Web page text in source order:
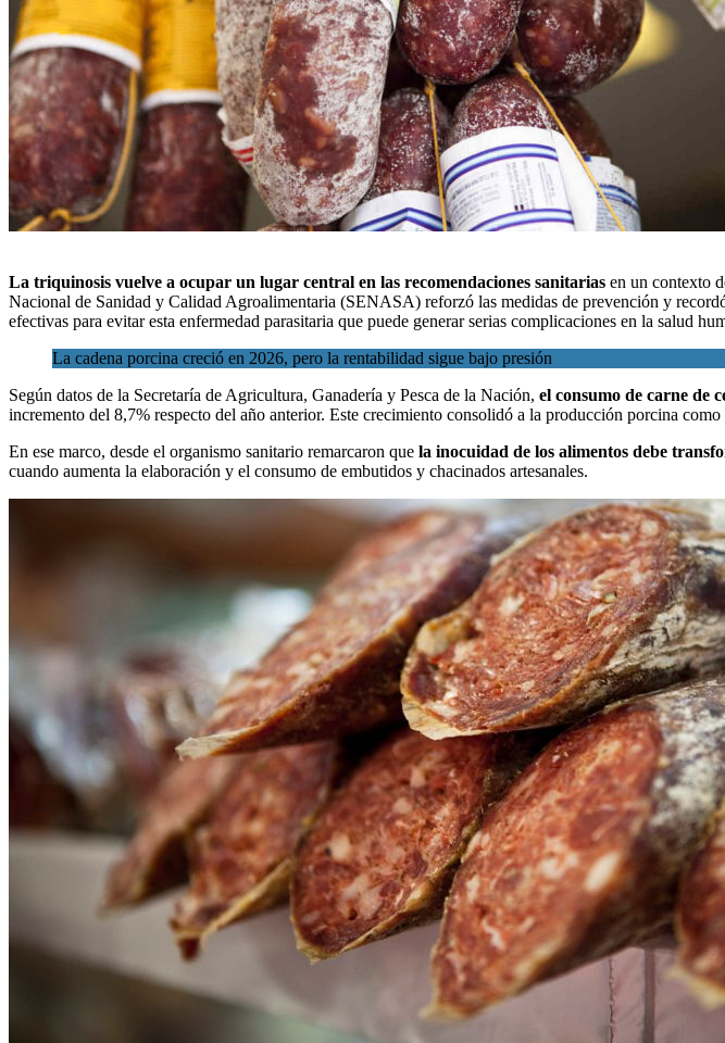
La triquinosis vuelve a ocupar un lugar central en las recomendaciones sanitarias en un contexto
Nacional de Sanidad y Calidad Agroalimentaria (SENASA) reforzó las medidas de prevención y
efectivas para evitar esta enfermedad parasitaria que puede generar serias complicaciones en la salud
La cadena porcina creció en 2026, pero la rentabilidad sigue bajo presión
Según datos de la Secretaría de Agricultura, Ganadería y Pesca de la Nación, el consumo de carne de
incremento del 8,7% respecto del año anterior. Este crecimiento consolidó a la producción porcina
En ese marco, desde el organismo sanitario remarcaron que la inocuidad de los alimentos debe
cuando aumenta la elaboración y el consumo de embutidos y chacinados artesanales.